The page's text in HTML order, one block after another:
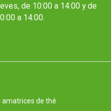
de 10:00 a 14:00 y de
a 14:00.
amatrices de thé